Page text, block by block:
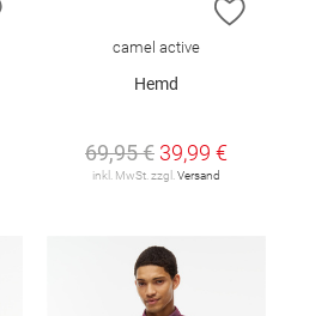
ZUR WUNSCHLISTE HINZUFÜGEN
ZUR
camel active
Hemd
69,95 € 39,99 €
inkl. MwSt. zzgl.Versand